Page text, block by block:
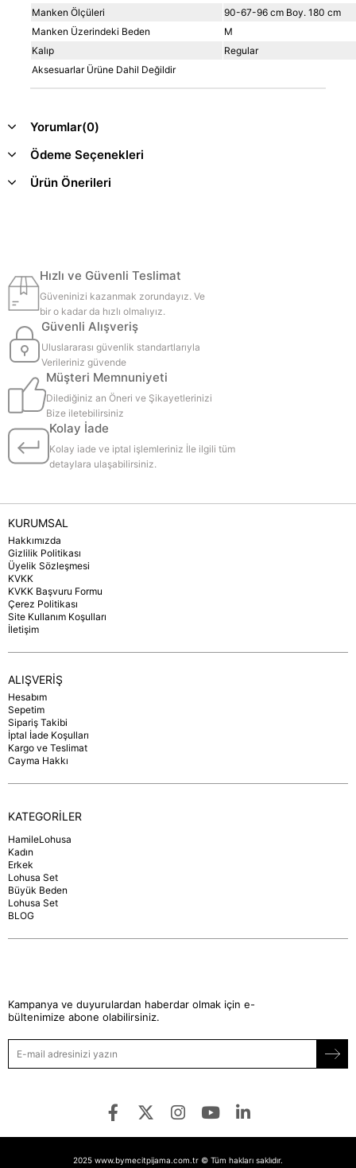
Manken Ölçüleri
90-67-96 cm Boy. 180 cm
Manken Üzerindeki Beden
M
Kalıp
Regular
Aksesuarlar Ürüne Dahil Değildir
Yorumlar(0)
Ödeme Seçenekleri
Ürün Önerileri
Hızlı ve Güvenli Teslimat
Güveninizi kazanmak zorundayız. Ve
bir o kadar da hızlı olmalıyız.
Güvenli Alışveriş
Uluslararası güvenlik standartlarıyla
Verileriniz güvende
Müşteri Memnuniyeti
Dilediğiniz an Öneri ve Şikayetlerinizi
Bize iletebilirsiniz
Kolay İade
Kolay iade ve iptal işlemleriniz İle ilgili tüm
detaylara ulaşabilirsiniz.
KURUMSAL
Hakkımızda
Gizlilik Politikası
Üyelik Sözleşmesi
KVKK
KVKK Başvuru Formu
Çerez Politikası
Site Kullanım Koşulları
İletişim
ALIŞVERİŞ
Hesabım
Sepetim
Sipariş Takibi
İptal İade Koşulları
Kargo ve Teslimat
Cayma Hakkı
KATEGORİLER
HamileLohusa
Kadın
Erkek
Lohusa Set
Büyük Beden
Lohusa Set
BLOG
Kampanya ve duyurulardan haberdar olmak için e-
bültenimize abone olabilirsiniz.
2025 www.bymecitpijama.com.tr © Tüm hakları saklıdır.